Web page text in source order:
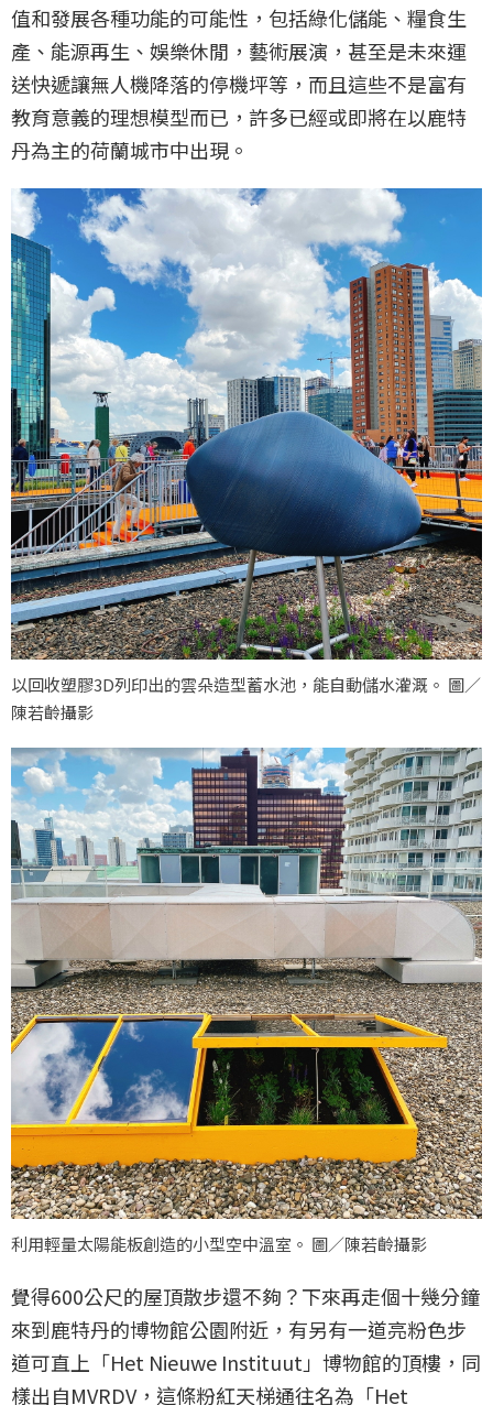
值和發展各種功能的可能性，包括綠化儲能、糧食生
產、能源再生、娛樂休閒，藝術展演，甚至是未來運
送快遞讓無人機降落的停機坪等，而且這些不是富有
教育意義的理想模型而已，許多已經或即將在以鹿特
丹為主的荷蘭城市中出現。
以回收塑膠3D列印出的雲朵造型蓄水池，能自動儲水灌溉。 圖／
陳若齡攝影
利用輕量太陽能板創造的小型空中溫室。 圖／陳若齡攝影
覺得600公尺的屋頂散步還不夠？下來再走個十幾分鐘
來到鹿特丹的博物館公園附近，有另有一道亮粉色步
道可直上「Het Nieuwe Instituut」博物館的頂樓，同
樣出自MVRDV，這條粉紅天梯通往名為「Het